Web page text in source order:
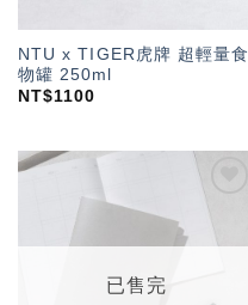
NTU x TIGER虎牌 超輕量食
物罐 250ml
NT$1100
望輕
已售完